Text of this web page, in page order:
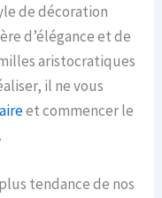
de décoration
d’élégance et de
aristocratiques
il ne vous
et commencer le
tendance de nos